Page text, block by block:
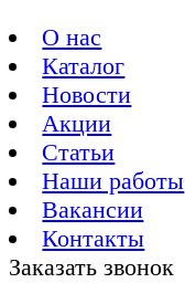
О нас
Каталог
Новости
Акции
Статьи
Наши работы
Вакансии
Контакты
Заказать звонок